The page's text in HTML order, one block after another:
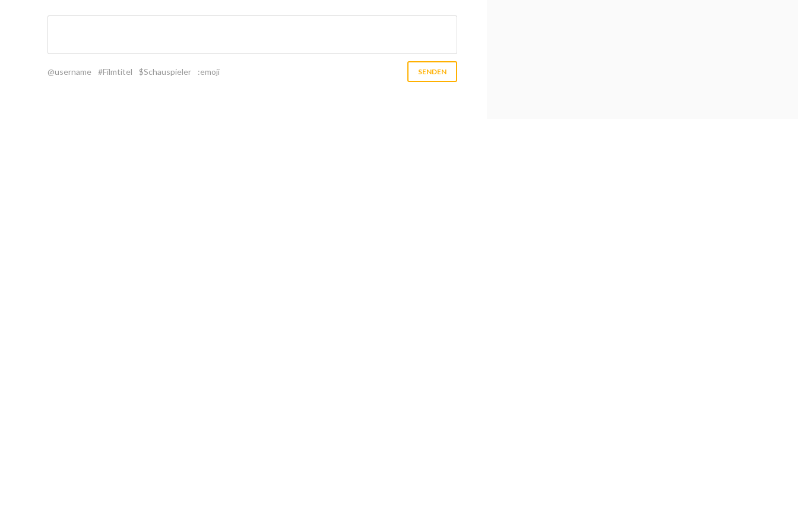
@username #Filmtitel $Schauspieler :emoji